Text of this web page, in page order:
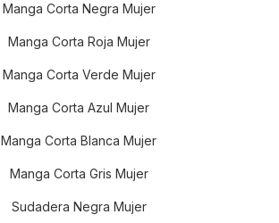
Manga Corta Negra Mujer
Manga Corta Roja Mujer
Manga Corta Verde Mujer
Manga Corta Azul Mujer
Manga Corta Blanca Mujer
Manga Corta Gris Mujer
Sudadera Negra Mujer